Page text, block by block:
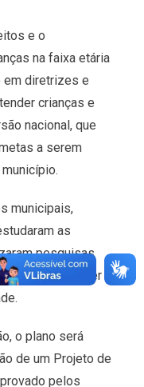
e o
na faixa etária
em diretrizes e
crianças e
nacional, que
a serem
municipais,
as
pesquisas
para entender
o plano será
de um Projeto de
pelos